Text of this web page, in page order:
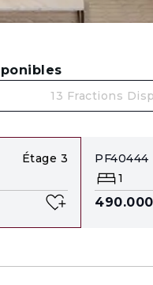
13 Fractions
Étage 3
PF40444
1